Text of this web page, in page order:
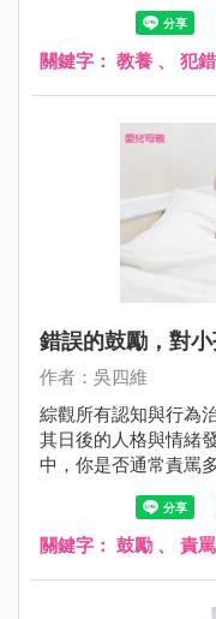
為合群的綿羊時，也
關鍵字： 教養 、 犯錯
錯誤的鼓勵，對
作者：吳四維
綜觀所有認知與行為
其日後的人格與情緒
中，你是否通常責罵
關鍵字： 鼓勵 、 責罵